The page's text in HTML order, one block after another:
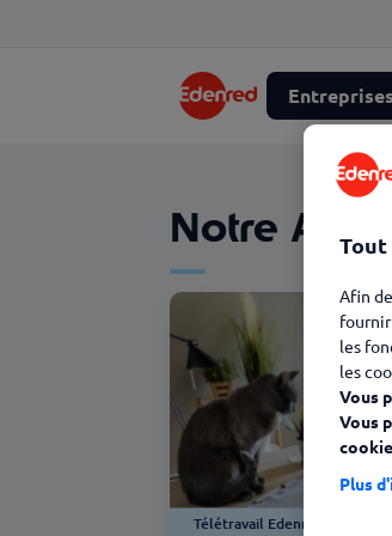
Entreprises
Notre
Télétravail Edenred
Tout
Afin
les
les
Vous
Vous
Plus